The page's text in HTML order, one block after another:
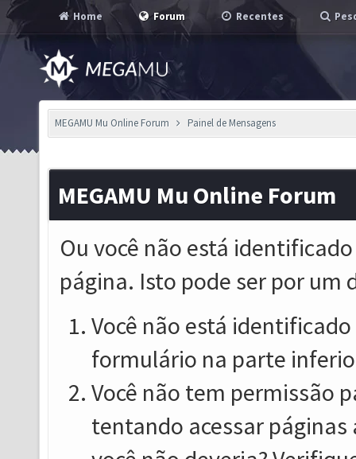
Home Forum Recentes
MEGAMU Mu Online Forum Painel de Mensagens
MEGAMU Mu Online Forum
Ou você não está
página. Isto pode ser por um
Você não está
formulário na parte
Você não tem permissão
tentando acessar